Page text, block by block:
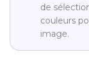
de
couleurs
image.